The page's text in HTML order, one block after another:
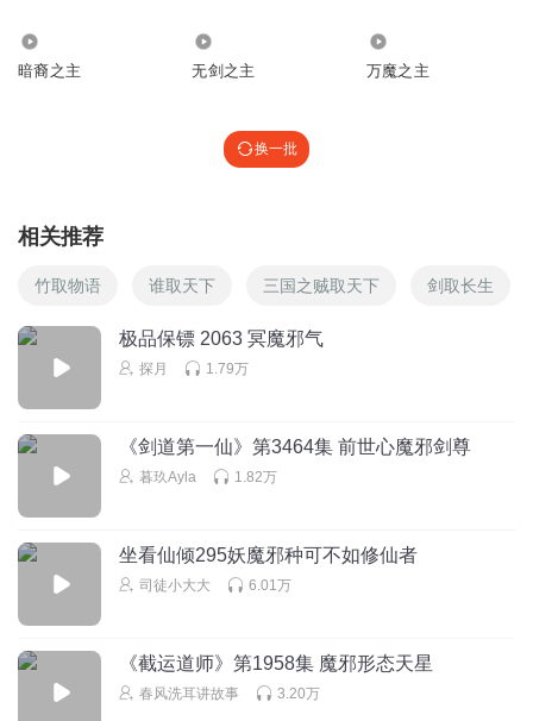
暗裔之主 无剑之主 万魔之主
换一批
相关推荐
竹取物语 谁取天下 三国之贼取天下 剑取长生
极品保镖 2063 冥魔邪气
探月 1.79万
《剑道第一仙》第3464集 前世心魔邪剑尊
暮玖Ayla 1.82万
坐看仙倾295妖魔邪种可不如修仙者
司徒小大大 6.01万
《截运道师》第1958集 魔邪形态天星
春风洗耳讲故事 3.20万